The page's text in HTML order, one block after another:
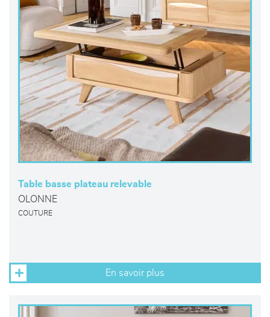
Table basse plateau relevable
OLONNE
COUTURE
En savoir plus